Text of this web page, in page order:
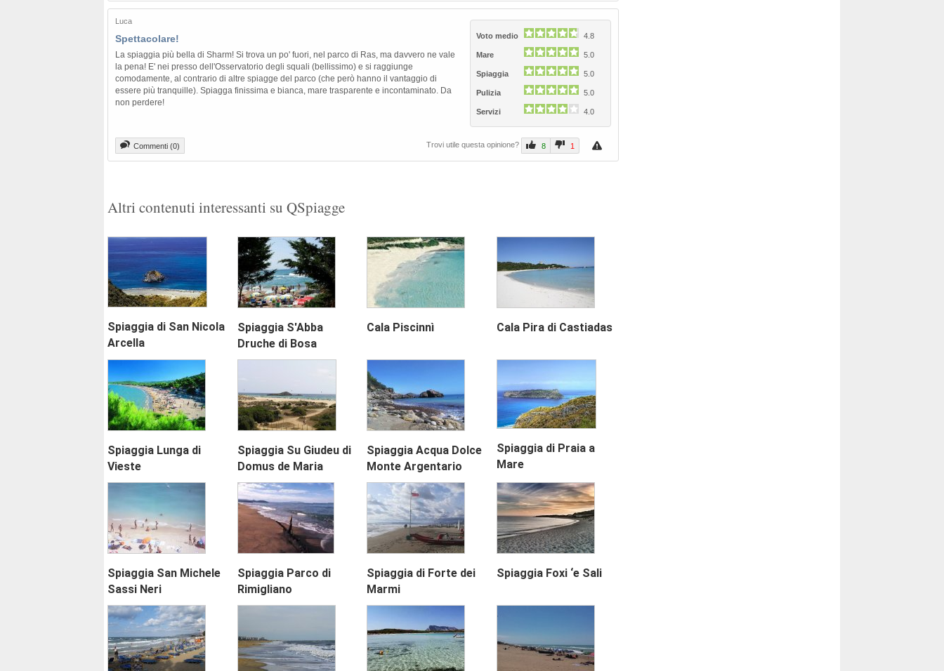
Luca
Voto medio
4.8
Mare 5.0
Spiaggia 5.0
Pulizia 5.0
Servizi 4.0
Spettacolare!
La spiaggia più bella di Sharm! Si trova un po' fuori, nel parco di Ras, ma davvero ne vale
la pena! E' nei presso dell'Osservatorio degli squali (bellissimo) e si raggiunge
comodamente, al contrario di altre spiagge del parco (che però hanno il vantaggio di
essere più tranquille). Spiagga finissima e bianca, mare trasparente e incontaminato. Da
non perdere!
Commenti (0) Trovi utile questa opinione? 8 1
Altri contenuti interessanti su QSpiagge
Spiaggia di San Nicola
Arcella
Spiaggia S'Abba
Druche di Bosa
Cala Piscinnì Cala Pira di Castiadas
Spiaggia Lunga di
Vieste
Spiaggia Su Giudeu di
Domus de Maria
Spiaggia Acqua Dolce
Monte Argentario
Spiaggia di Praia a
Mare
Spiaggia San Michele
Sassi Neri
Spiaggia Parco di
Rimigliano
Spiaggia di Forte dei
Marmi
Spiaggia Foxi ‘e Sali